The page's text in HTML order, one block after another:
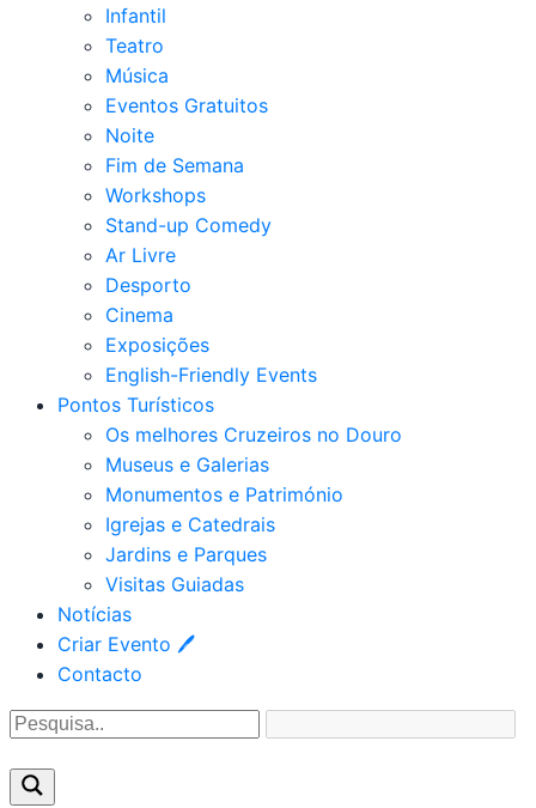
Infantil
Teatro
Música
Eventos Gratuitos
Noite
Fim de Semana
Workshops
Stand-up Comedy
Ar Livre
Desporto
Cinema
Exposições
English-Friendly Events
Pontos Turísticos
Os melhores Cruzeiros no Douro​
Museus e Galerias
Monumentos e Património
Igrejas e Catedrais
Jardins e Parques
Visitas Guiadas
Notícias
Criar Evento 🖊
Contacto